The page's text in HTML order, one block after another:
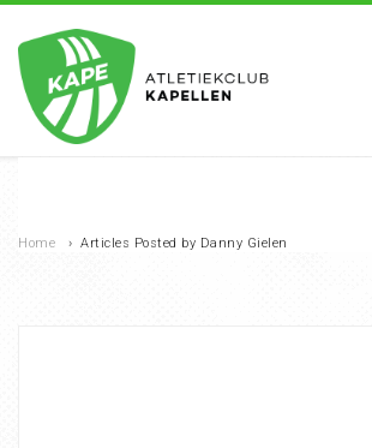
Home › Articles Posted by Danny Gielen